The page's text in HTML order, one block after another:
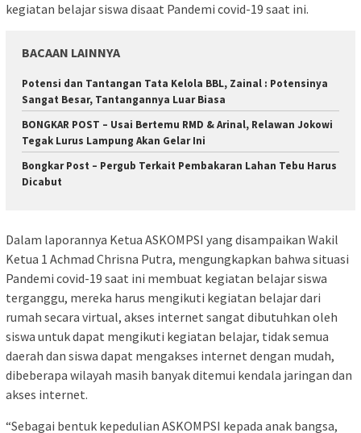
kegiatan belajar siswa disaat Pandemi covid-19 saat ini.
BACAAN LAINNYA
Potensi dan Tantangan Tata Kelola BBL, Zainal : Potensinya
Sangat Besar, Tantangannya Luar Biasa
BONGKAR POST – Usai Bertemu RMD & Arinal, Relawan Jokowi
Tegak Lurus Lampung Akan Gelar Ini
Bongkar Post – Pergub Terkait Pembakaran Lahan Tebu Harus
Dicabut
Dalam laporannya Ketua ASKOMPSI yang disampaikan Wakil
Ketua 1 Achmad Chrisna Putra, mengungkapkan bahwa situasi
Pandemi covid-19 saat ini membuat kegiatan belajar siswa
terganggu, mereka harus mengikuti kegiatan belajar dari
rumah secara virtual, akses internet sangat dibutuhkan oleh
siswa untuk dapat mengikuti kegiatan belajar, tidak semua
daerah dan siswa dapat mengakses internet dengan mudah,
dibeberapa wilayah masih banyak ditemui kendala jaringan dan
akses internet.
“Sebagai bentuk kepedulian ASKOMPSI kepada anak bangsa,